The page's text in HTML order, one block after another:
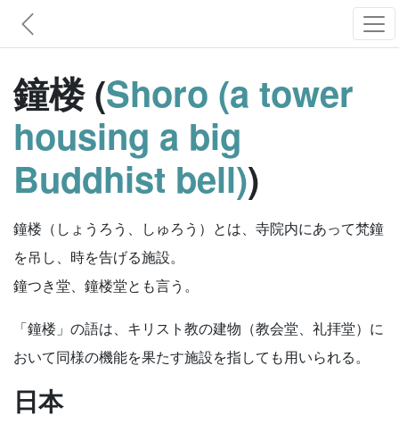
鐘楼 (Shoro (a tower
housing a big
Buddhist bell))
鐘楼（しょうろう、しゅろう）とは、寺院内にあって梵鐘
を吊し、時を告げる施設。
鐘つき堂、鐘楼堂とも言う。
「鐘楼」の語は、キリスト教の建物（教会堂、礼拝堂）に
おいて同様の機能を果たす施設を指しても用いられる。
日本